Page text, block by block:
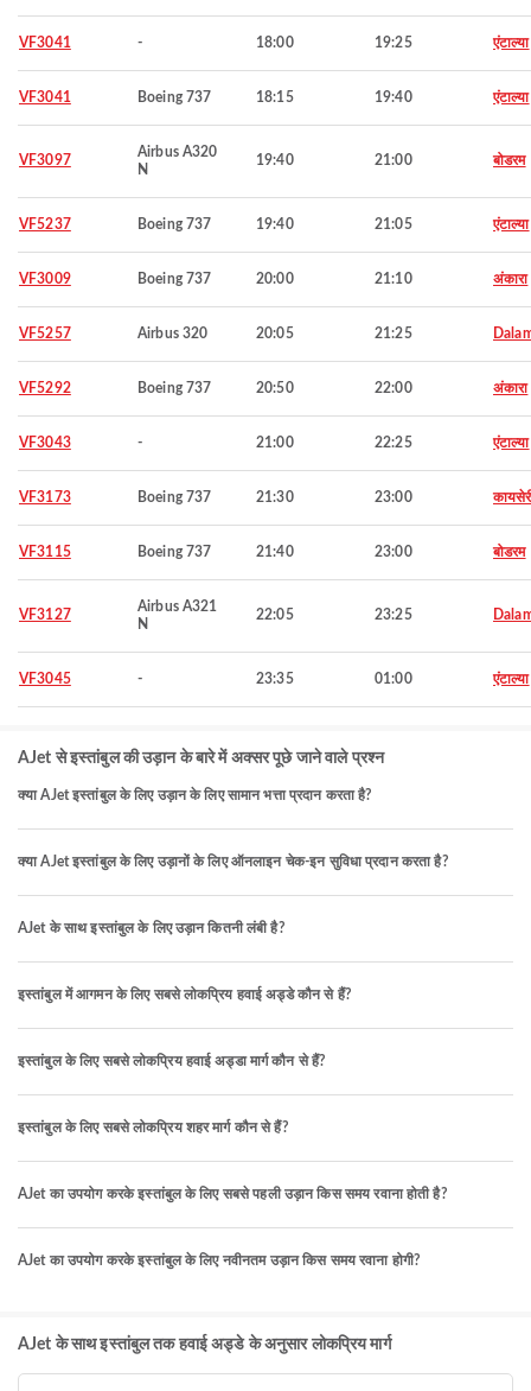
VF3041 - 18:00 19:25 एंटाल्या
VF3041 Boeing 737 18:15 19:40 एंटाल्या
VF3097
Airbus A320
N
19:40 21:00 बोडरम
VF5237 Boeing 737 19:40 21:05 एंटाल्या
VF3009 Boeing 737 20:00 21:10 अंकारा
VF5257 Airbus 320 20:05 21:25
VF5292 Boeing 737 20:50 22:00 अंकारा
VF3043 - 21:00 22:25 एंटाल्या
VF3173 Boeing 737 21:30 23:00
VF3115 Boeing 737 21:40 23:00 बोडरम
VF3127
Airbus A321
N
22:05 23:25
VF3045 - 23:35 01:00 एंटाल्या
AJet से इस्तांबुल की उड़ान के बारे में अक्सर पूछे जाने वाले प्रश्न
क्या AJet इस्तांबुल के लिए उड़ान के लिए सामान भत्ता प्रदान करता है?
क्या AJet इस्तांबुल के लिए उड़ानों के लिए ऑनलाइन चेक-इन सुविधा प्रदान करता है?
AJet के साथ इस्तांबुल के लिए उड़ान कितनी लंबी है?
इस्तांबुल में आगमन के लिए सबसे लोकप्रिय हवाई अड्डे कौन से हैं?
इस्तांबुल के लिए सबसे लोकप्रिय हवाई अड्डा मार्ग कौन से हैं?
इस्तांबुल के लिए सबसे लोकप्रिय शहर मार्ग कौन से हैं?
AJet का उपयोग करके इस्तांबुल के लिए सबसे पहली उड़ान किस समय रवाना होती है?
AJet का उपयोग करके इस्तांबुल के लिए नवीनतम उड़ान किस समय रवाना होगी?
AJet के साथ इस्तांबुल तक हवाई अड्डे के अनुसार लोकप्रिय मार्ग